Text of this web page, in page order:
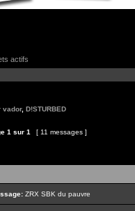
actifs
vador, D!STURBED
1 sur 1 [ 11 messages ]
ZRX SBK du pauvre